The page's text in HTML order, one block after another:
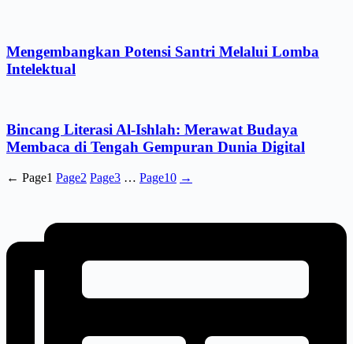
Mengembangkan Potensi Santri Melalui Lomba
Intelektual
Bincang Literasi Al-Ishlah: Merawat Budaya
Membaca di Tengah Gempuran Dunia Digital
← Page1 Page2 Page3 … Page10 →